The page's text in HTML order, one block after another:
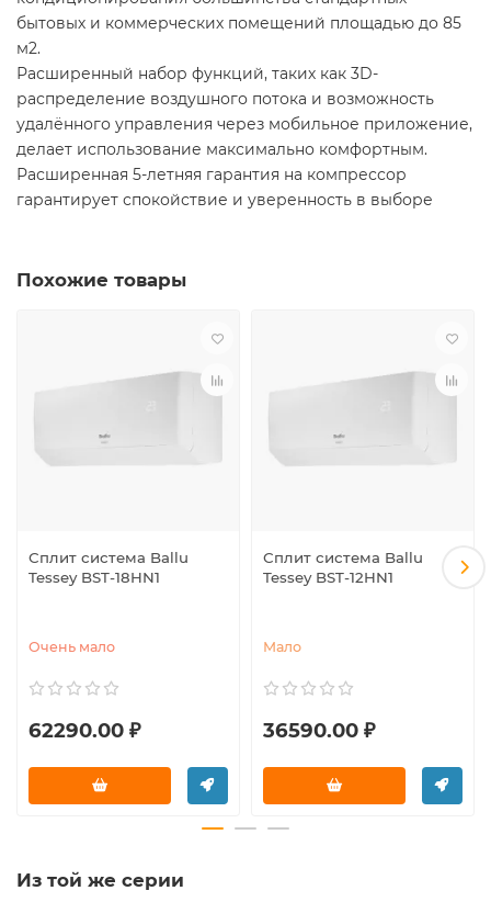
бытовых и коммерческих помещений площадью до 85
м2.
Расширенный набор функций, таких как 3D-
распределение воздушного потока и возможность
удалённого управления через мобильное приложение,
делает использование максимально комфортным.
Расширенная 5-летняя гарантия на компрессор
гарантирует спокойствие и уверенность в выборе
Похожие товары
Сплит система Ballu
Tessey BST-18HN1
Очень мало
62290.00 ₽
Сплит система Ballu
Tessey BST-12HN1
Мало
36590.00 ₽
Из той же серии